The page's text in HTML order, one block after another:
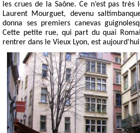
les crues de la Saône. Ce n’est pas très
Laurent Mourguet, devenu
donna ses premiers canevas
Cette petite rue, qui part du quai
rentrer dans le Vieux Lyon, est